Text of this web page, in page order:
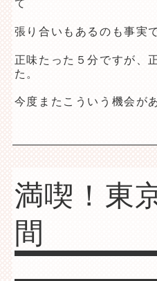
張り合いもあるのも事実で
正味たった５分ですが、
た。
今度またこういう機会が
満喫！東
間